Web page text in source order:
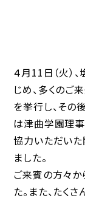
４月11日（火）
じめ、多くのご
を挙行し、その
は津曲学園理事
協力いただい
ました。
ご来賓の方々か
た。また、たく